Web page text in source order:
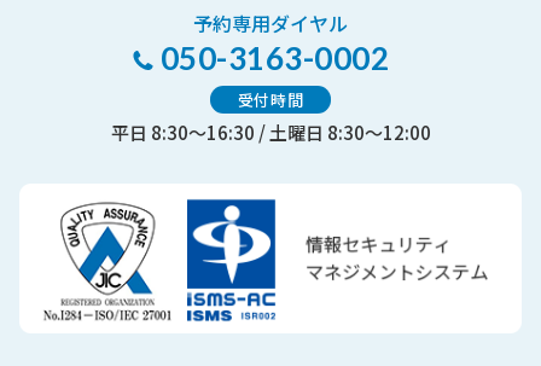
予約専用ダイヤル
050-3163-0002
受付時間
平日 8:30～16:30 / 土曜日 8:30～12:00